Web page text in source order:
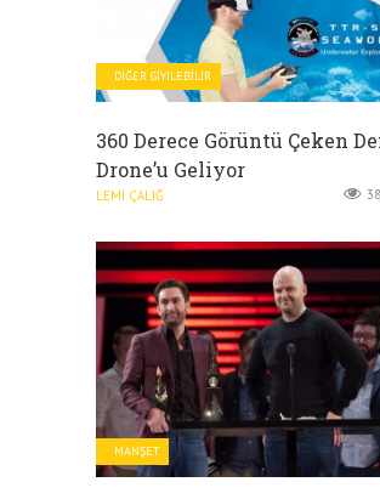
DIĞER GIYILEBILIR
360 Derece Görüntü Çeken
Drone’u Geliyor
LEMI ÇALIĞ
MANŞET